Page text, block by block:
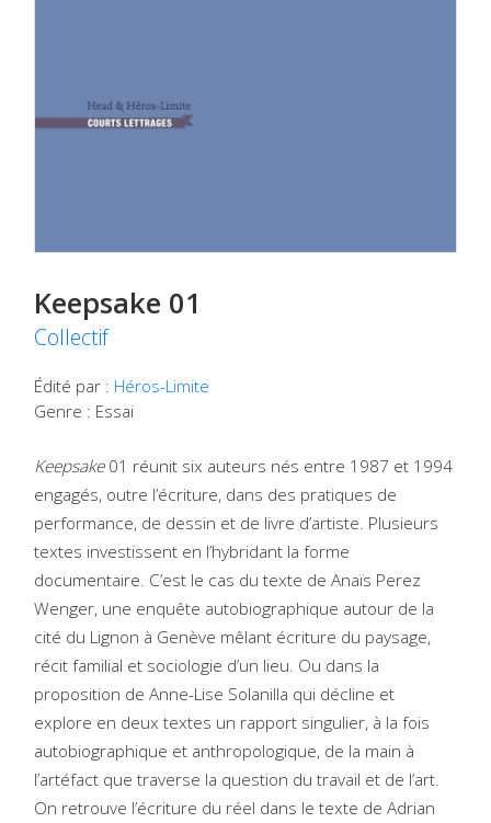
Keepsake 01
Collectif
Édité par : Héros-Limite
Genre : Essai
Keepsake01 réunit six auteurs nés entre 1987 et 1994
engagés, outre l’écriture, dans des pratiques de
performance, de dessin et de livre d’artiste. Plusieurs
textes investissent en l’hybridant la forme
documentaire. C’est le cas du texte de Anaïs Perez
Wenger, une enquête autobiographique autour de la
cité du Lignon à Genève mêlant écriture du paysage,
récit familial et sociologie d’un lieu. Ou dans la
proposition de Anne-Lise Solanilla qui décline et
explore en deux textes un rapport singulier, à la fois
autobiographique et anthropologique, de la main à
l’artéfact que traverse la question du travail et de l’art.
On retrouve l’écriture du réel dans le texte de Adrian